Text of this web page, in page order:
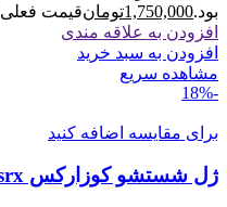
بود.1,750,000تومانقیمت فعلی 1,750,000تومان است.
افزودن به علاقه مندی
افزودن به سبد خرید
مشاهده سریع
-18%
برای مقایسه اضافه کنید
ژل شستشو کوزارکس Cosrx